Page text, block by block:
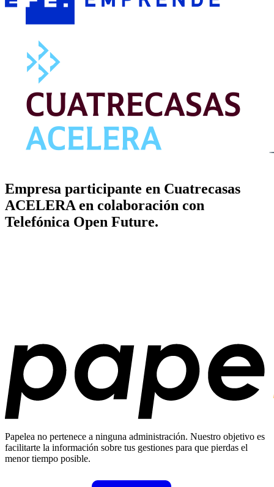
Empresa participante en Cuatrecasas
ACELERA en colaboración con
Telefónica Open Future.
Papelea no pertenece a ninguna administración. Nuestro objetivo es
facilitarte la información sobre tus gestiones para que pierdas el
menor tiempo posible.